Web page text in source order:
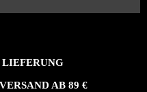
AB 89 €